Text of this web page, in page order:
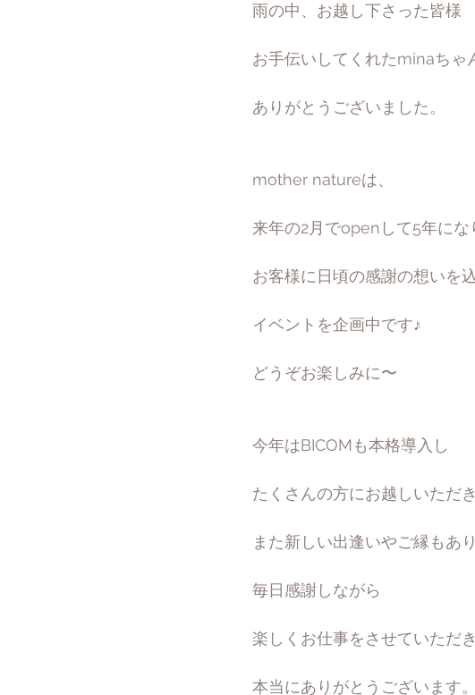
雨の中、お越し下さった皆様
お手伝いしてくれたminaちゃ
ありがとうございました。
mother natureは、
来年の2月でopenして5年にな
お客様に日頃の感謝の想いを
イベントを企画中です♪
どうぞお楽しみに〜
今年はBICOMも本格導入し
たくさんの方にお越しいただき
また新しい出逢いやご縁もあり
毎日感謝しながら
楽しくお仕事をさせていただき
本当にありがとうございます。